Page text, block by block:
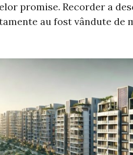
promise. Recorder a
au fost vândute de